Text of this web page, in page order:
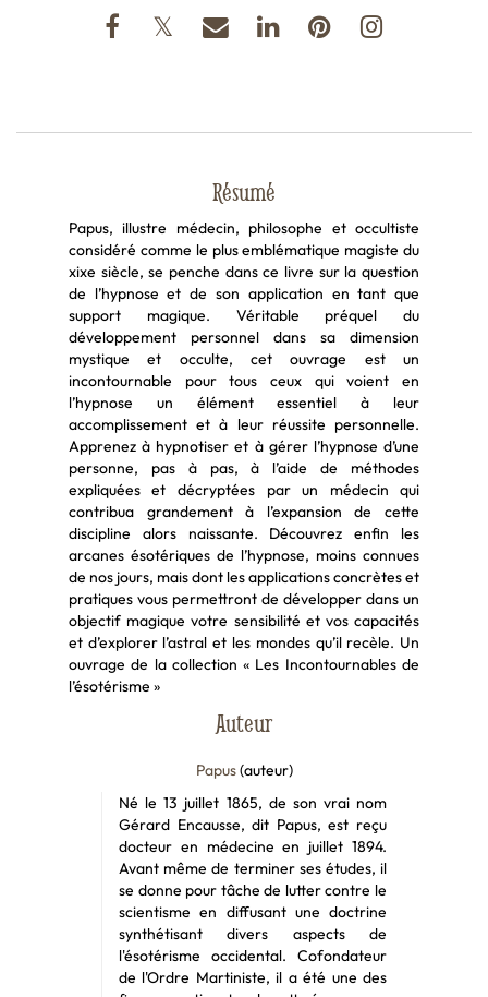
Résumé
Papus, illustre médecin, philosophe et occultiste
considéré comme le plus emblématique magiste du
xixe siècle, se penche dans ce livre sur la question
de l’hypnose et de son application en tant que
support magique. Véritable préquel du
développement personnel dans sa dimension
mystique et occulte, cet ouvrage est un
incontournable pour tous ceux qui voient en
l’hypnose un élément essentiel à leur
accomplissement et à leur réussite personnelle.
Apprenez à hypnotiser et à gérer l’hypnose d’une
personne, pas à pas, à l’aide de méthodes
expliquées et décryptées par un médecin qui
contribua grandement à l’expansion de cette
discipline alors naissante. Découvrez enfin les
arcanes ésotériques de l’hypnose, moins connues
de nos jours, mais dont les applications concrètes et
pratiques vous permettront de développer dans un
objectif magique votre sensibilité et vos capacités
et d’explorer l’astral et les mondes qu’il recèle. Un
ouvrage de la collection « Les Incontournables de
l’ésotérisme »
Auteur
Papus(auteur)
Né le 13 juillet 1865, de son vrai nom
Gérard Encausse, dit Papus, est reçu
docteur en médecine en juillet 1894.
Avant même de terminer ses études, il
se donne pour tâche de lutter contre le
scientisme en diffusant une doctrine
synthétisant divers aspects de
l'ésotérisme occidental. Cofondateur
de l'Ordre Martiniste, il a été une des